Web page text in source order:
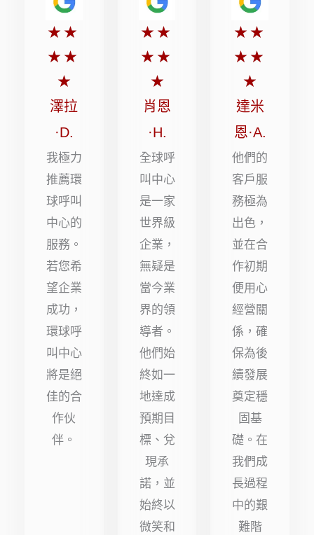
★ ★
★ ★
★
評
分
5
顆
（滿
分
5
顆
澤拉
·D.
我極力
推薦環
球呼叫
中心的
服務。
若您希
望企業
成功，
環球呼
叫中心
將是絕
佳的合
作伙
伴。
★ ★
★ ★
★
評
分
5
顆
（滿
分
5
顆
肖恩
·H.
全球呼
叫中心
是一家
世界級
企業，
無疑是
當今業
界的領
導者。
他們始
終如一
地達成
預期目
標、兌
現承
諾，並
始終以
微笑和
★ ★
★ ★
★
評
分
顆
星
（滿
分
5
顆
星）
達米
恩·A.
他們的
客戶服
務極為
出色，
並在合
作初期
便用心
經營關
係，確
保為後
續發展
奠定穩
固基
礎。在
我們成
長過程
中的艱
難階